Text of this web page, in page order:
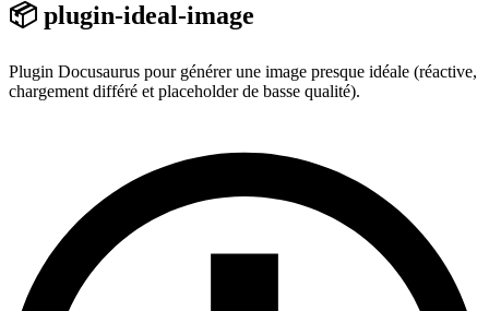
📦 plugin-ideal-image
Plugin Docusaurus pour générer une image presque idéale (réactive,
chargement différé et placeholder de basse qualité).